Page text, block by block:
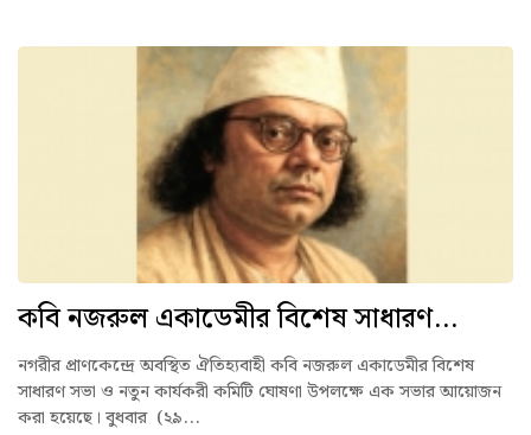
কবি নজরুল একাডেমীর বিশেষ সাধারণ...
নগরীর প্রাণকেন্দ্রে অবস্থিত ঐতিহ্যবাহী কবি নজরুল একাডেমীর বিশেষ
সাধারণ সভা ও নতুন কার্যকরী কমিটি ঘোষণা উপলক্ষে এক সভার আয়োজন
করা হয়েছে। বুধবার (২৯...